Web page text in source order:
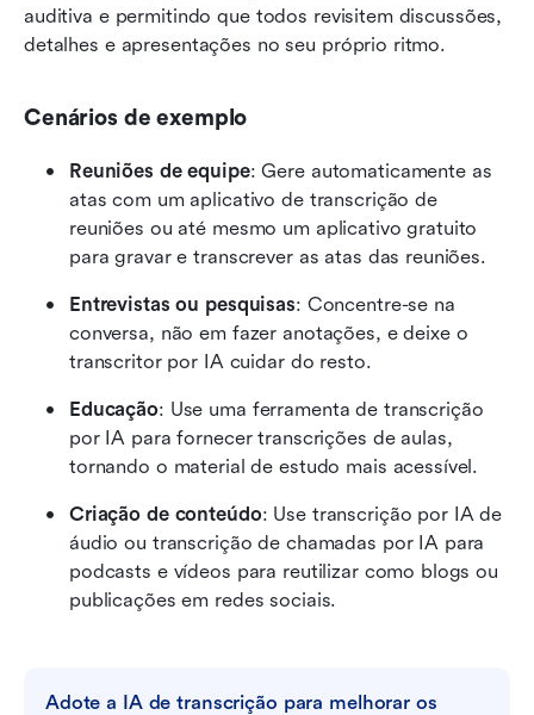
auditiva e permitindo que todos revisitem discussões,
detalhes e apresentações no seu próprio ritmo.
Cenários de exemplo
Reuniões de equipe: Gere automaticamente as
atas com um aplicativo de transcrição de
reuniões ou até mesmo um aplicativo gratuito
para gravar e transcrever as atas das reuniões.
Entrevistas ou pesquisas: Concentre-se na
conversa, não em fazer anotações, e deixe o
transcritor por IA cuidar do resto.
Educação: Use uma ferramenta de transcrição
por IA para fornecer transcrições de aulas,
tornando o material de estudo mais acessível.
Criação de conteúdo: Use transcrição por IA de
áudio ou transcrição de chamadas por IA para
podcasts e vídeos para reutilizar como blogs ou
publicações em redes sociais.
Adote a IA de transcrição para melhorar os